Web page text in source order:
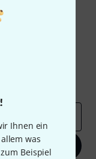
Ihnen ein
was
Beispiel
gewinne mit